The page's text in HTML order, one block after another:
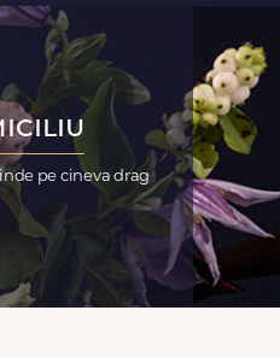
pe cineva drag